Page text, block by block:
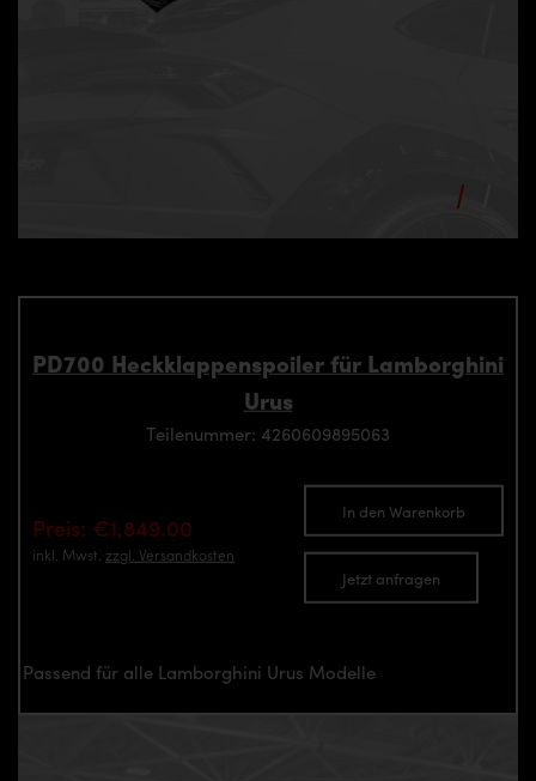
PD700 Heckklappenspoiler für Lamborghini
Urus
Teilenummer: 4260609895063
Preis: €1,849.00
inkl. Mwst. zzgl. Versandkosten
In den Warenkorb
Jetzt anfragen
Passend für alle Lamborghini Urus Modelle